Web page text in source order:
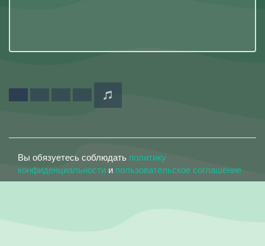
Вы обязуетесь соблюдать политику
конфиденциальности и пользовательское соглашение